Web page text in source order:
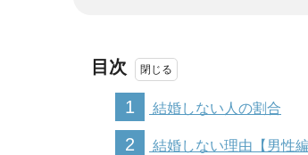
目次
1 結婚しない人の割合
2 結婚しない理由【男性編